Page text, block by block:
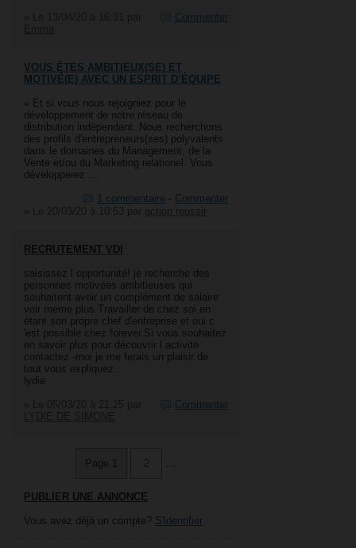
Commenter
»
VOUS ÊTES AMBITIEUX(SE) ET
MOTIVÉ(E) AVEC UN ESPRIT D’ÉQUIPE
« Et si vous nous rejoigniez pour le
développement de notre réseau de
distribution indépendant. Nous recherchons
des profils d'entrepreneurs(ses) polyvalents
dans le domaines du Management, de la
Vente et/ou du Marketing relationel. Vous
développerez …
1 commentaire - Commenter
»
RECRUTEMENT VDI
saisissez l opportunité! je recherche des
personnes motivées ambitieuses qui
souhaitent avoir un complément de salaire
voir meme plus.Travailler de chez soi en
étant son propre chef d'entreprise et oui c
'est possible chez forever.Si vous souhaitez
en savoir plus pour découvrir l activité
contactez -moi je me ferais un plaisir de
tout vous expliquez.
lydie
Commenter
»
Page 1 2 …
PUBLIER UNE ANNONCE
Vous avez déjà un compte? S'identifier